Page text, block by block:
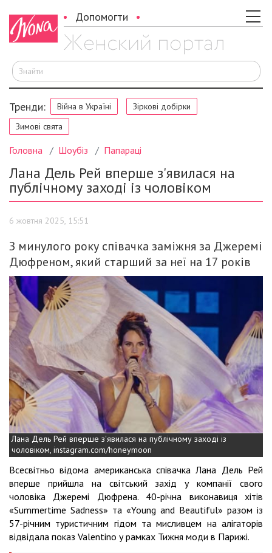
Допомогти
Тренди: Війна в Україні
Зіркові добірки
Зимові свята
Головна Шоубіз Папараці
Лана Дель Рей вперше з'явилася на
публічному заході із чоловіком
6 жовтня 2025, 15:51
З минулого року співачка заміжня за Джеремі
Дюфреном, який старший за неї на 17 років
Лана Дель Рей вперше з'явилася на публічному заході із
чоловіком, instagram.com/honeymoon
Всесвітньо відома американська співачка Лана Дель Рей
вперше прийшла на світський захід у компанії свого
чоловіка Джеремі Дюфрена. 40-річна виконавиця хітів
«Summertime Sadness» та «Young and Beautiful» разом із
57-річним туристичним гідом та мисливцем на алігаторів
відвідала показ Valentino у рамках Тижня моди в Парижі.